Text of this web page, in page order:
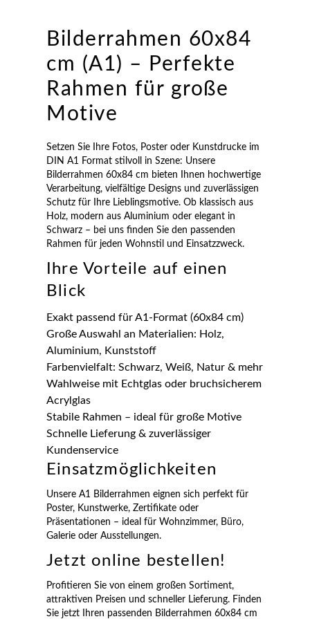
Bilderrahmen 60x84
cm (A1) – Perfekte
Rahmen für große
Motive
Setzen Sie Ihre Fotos, Poster oder Kunstdrucke im
DIN A1 Format stilvoll in Szene: Unsere
Bilderrahmen 60x84 cm bieten Ihnen hochwertige
Verarbeitung, vielfältige Designs und zuverlässigen
Schutz für Ihre Lieblingsmotive. Ob klassisch aus
Holz, modern aus Aluminium oder elegant in
Schwarz – bei uns finden Sie den passenden
Rahmen für jeden Wohnstil und Einsatzzweck.
Ihre Vorteile auf einen
Blick
Exakt passend für A1-Format (60x84 cm)
Große Auswahl an Materialien: Holz,
Aluminium, Kunststoff
Farbenvielfalt: Schwarz, Weiß, Natur & mehr
Wahlweise mit Echtglas oder bruchsicherem
Acrylglas
Stabile Rahmen – ideal für große Motive
Schnelle Lieferung & zuverlässiger
Kundenservice
Einsatzmöglichkeiten
Unsere A1 Bilderrahmen eignen sich perfekt für
Poster, Kunstwerke, Zertifikate oder
Präsentationen – ideal für Wohnzimmer, Büro,
Galerie oder Ausstellungen.
Jetzt online bestellen!
Profitieren Sie von einem großen Sortiment,
attraktiven Preisen und schneller Lieferung. Finden
Sie jetzt Ihren passenden Bilderrahmen 60x84 cm